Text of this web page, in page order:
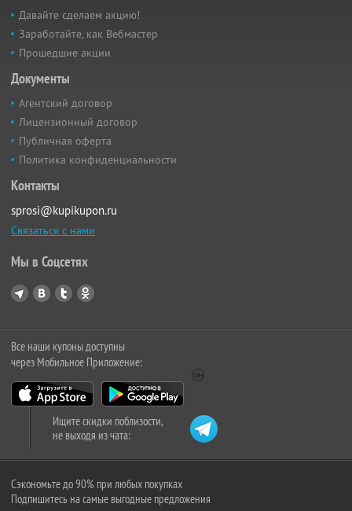
Давайте сделаем акцию!
Заработайте, как Вебмастер
Прошедшие акции
Документы
Агентский договор
Лицензионный договор
Публичная оферта
Политика конфиденциальности
Контакты
sprosi@kupikupon.ru
Связаться с нами
Мы в Соцсетях
Все наши купоны доступны
через Мобильное Приложение:
Ищите скидки поблизости,
не выходя из чата:
Сэкономьте до 90% при любых покупках
Подпишитесь на самые выгодные предложения